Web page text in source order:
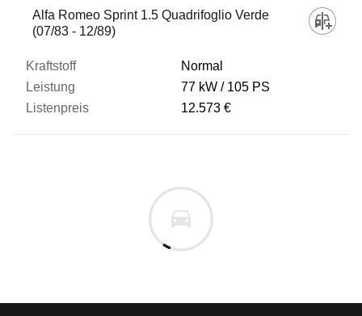
Zum Vergleich hinzufügen
Alfa Romeo Sprint 1.5 Quadrifoglio Verde
(07/83 - 12/89)
Normal
77 kW
105 PS
12.573 €